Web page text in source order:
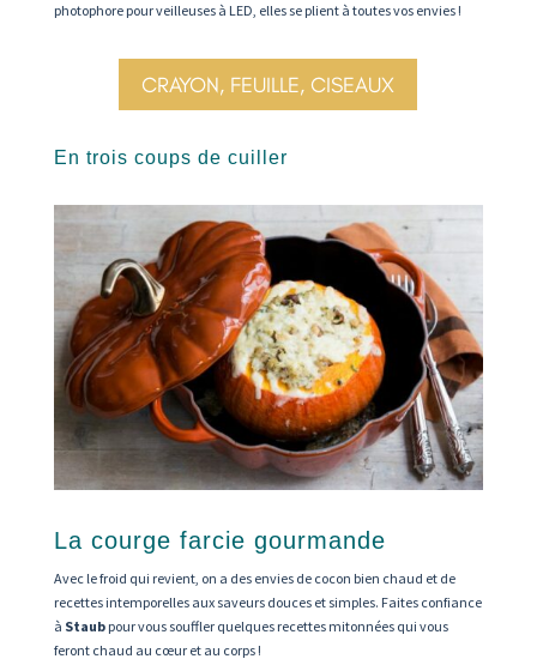
photophore pour veilleuses à LED, elles se plient à toutes vos envies !
CRAYON, FEUILLE, CISEAUX
En trois coups de cuiller
La courge farcie gourmande
Avec le froid qui revient, on a des envies de cocon bien chaud et de
recettes intemporelles aux saveurs douces et simples. Faites confiance
à Staubpour vous souffler quelques recettes mitonnées qui vous
feront chaud au cœur et au corps !